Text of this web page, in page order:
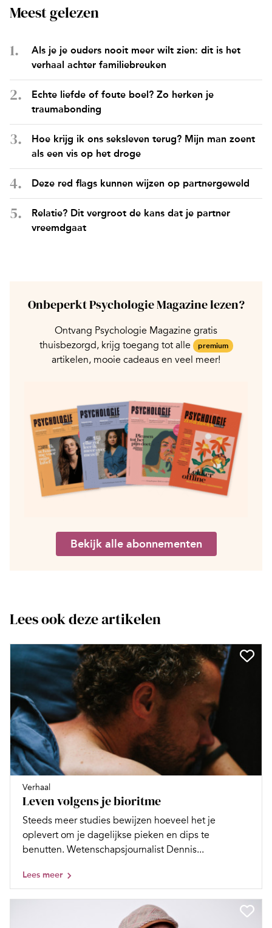
Meest gelezen
Als je je ouders nooit meer wilt zien: dit is het
verhaal achter familiebreuken
Echte liefde of foute boel? Zo herken je
traumabonding
Hoe krijg ik ons seksleven terug? Mijn man zoent
als een vis op het droge
Deze red flags kunnen wijzen op partnergeweld
Relatie? Dit vergroot de kans dat je partner
vreemdgaat
Onbeperkt Psychologie Magazine lezen?
Ontvang Psychologie Magazine gratis
thuisbezorgd, krijg toegang tot alle
premium
artikelen, mooie cadeaus en veel meer!
Bekijk alle abonnementen
Lees ook deze artikelen
Verhaal
Leven volgens je bioritme
Steeds meer studies bewijzen hoeveel het je
oplevert om je dagelijkse pieken en dips te
benutten. Wetenschapsjournalist Dennis...
Lees meer